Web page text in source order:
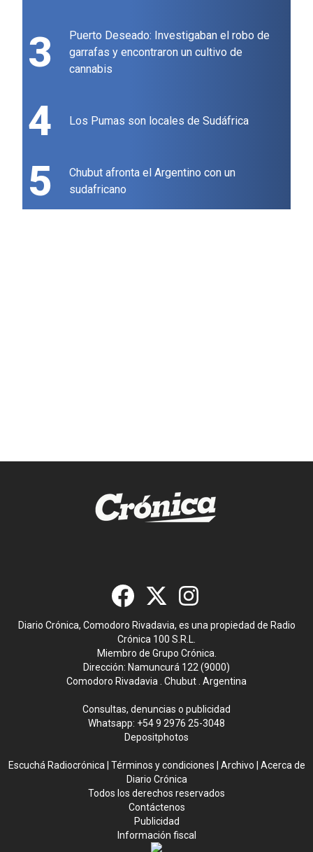
3
Puerto Deseado: Investigaban el robo de
garrafas y encontraron un cultivo de
cannabis
4 Los Pumas son locales de Sudáfrica
5
Chubut afronta el Argentino con un
sudafricano
Diario Crónica, Comodoro Rivadavia, es una propiedad de Radio
Crónica 100 S.R.L.
Miembro de Grupo Crónica.
Dirección: Namuncurá 122 (9000)
Comodoro Rivadavia . Chubut . Argentina
Consultas, denuncias o publicidad
Whatsapp: +54 9 2976 25-3048
Depositphotos
Escuchá Radiocrónica Términos y condiciones Archivo
Acerca de
Diario Crónica
Todos los derechos reservados
Contáctenos
Publicidad
Información fiscal